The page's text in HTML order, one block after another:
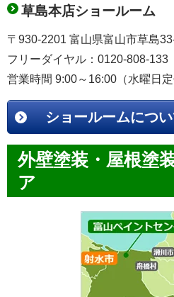
草島本店ショールーム
〒930-2201 富山県富山市草島
フリーダイヤル：0120-808-133
営業時間 9:00～16:00（水曜日定
ショールームにつ
外壁塗装・屋根塗
ア